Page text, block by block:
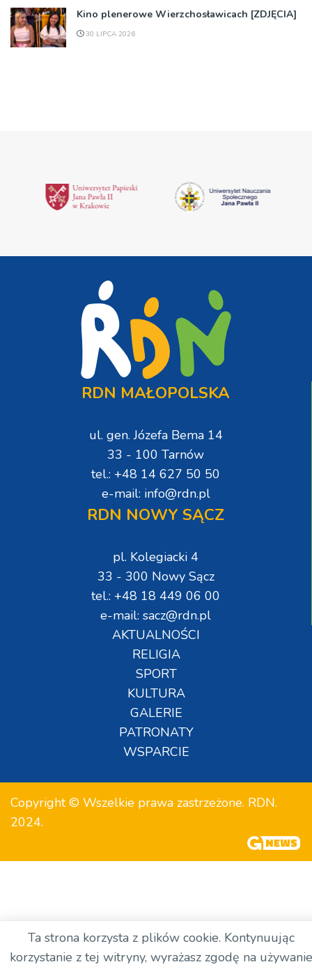
Kino plenerowe Wierzchosławicach [ZDJĘCIA]
30 LIPCA 2026
RDN MAŁOPOLSKA
ul. gen. Józefa Bema 14
33 - 100 Tarnów
tel.: +48 14 627 50 50
e-mail: info@rdn.pl
RDN NOWY SĄCZ
pl. Kolegiacki 4
33 - 300 Nowy Sącz
tel.: +48 18 449 06 00
e-mail: sacz@rdn.pl
AKTUALNOŚCI
RELIGIA
SPORT
KULTURA
GALERIE
PATRONATY
WSPARCIE
Copyright © Wszelkie prawa zastrzeżone. RDN.
2024.
Ta strona korzysta z plików cookie. Kontynuując
korzystanie z tej witryny, wyrażasz zgodę na używanie